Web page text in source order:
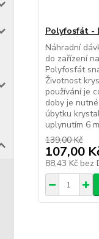
Polyfosfát -
Náhradní
do zařízení
Polyfosfát
Životnost
používání je
doby je
úbytku
uplynutím 6
139,00 Kč
107,00
88,43 Kč bez